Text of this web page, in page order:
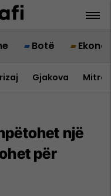
Botë
Gjakova
një
për